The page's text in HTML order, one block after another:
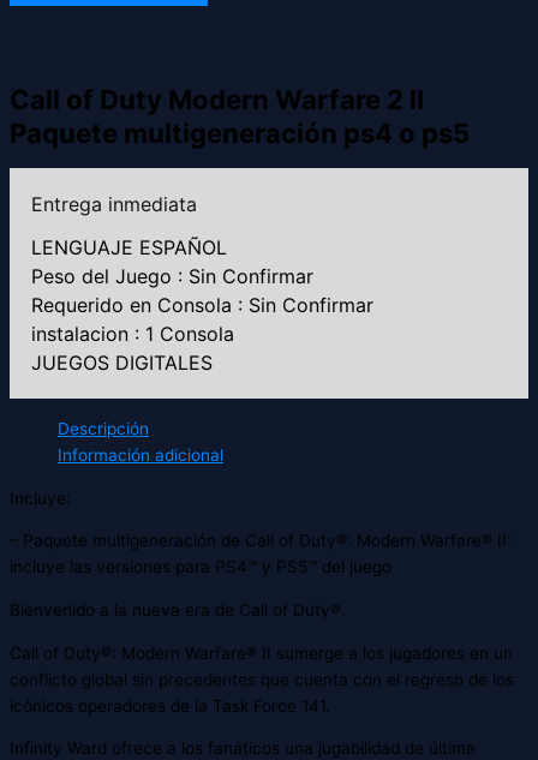
Call of Duty Modern Warfare 2 ll
Paquete multigeneración ps4 o ps5
Entrega inmediata
LENGUAJE ESPAÑOL
Peso del Juego : Sin Confirmar
Requerido en Consola : Sin Confirmar
instalacion : 1 Consola
JUEGOS DIGITALES
Descripción
Información adicional
Incluye:
– Paquete multigeneración de Call of Duty®: Modern Warfare® II:
incluye las versiones para PS4™ y PS5™ del juego
Bienvenido a la nueva era de Call of Duty®.
Call of Duty®: Modern Warfare® II sumerge a los jugadores en un
conflicto global sin precedentes que cuenta con el regreso de los
icónicos operadores de la Task Force 141.
Infinity Ward ofrece a los fanáticos una jugabilidad de última